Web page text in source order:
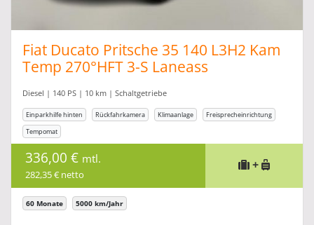
Fiat Ducato Pritsche 35 140 L3H2 Kam
Temp 270°HFT 3-S Laneass
Diesel | 140 PS | 10 km | Schaltgetriebe
Einparkhilfe hinten Rückfahrkamera Klimaanlage
Freisprecheinrichtung
Tempomat
336,00 € mtl.
282,35 € netto
+
60 Monate 5000 km/Jahr